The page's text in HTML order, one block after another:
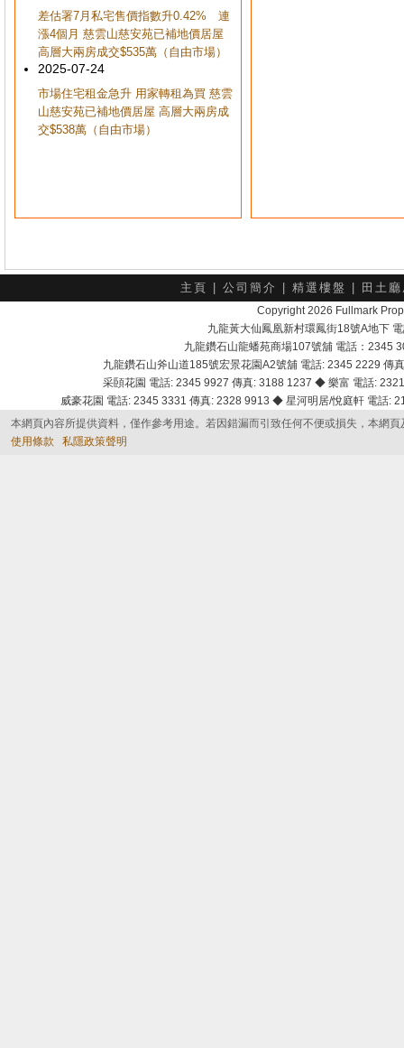
差估署7月私宅售價指數升0.42% 連
漲4個月 慈雲山慈安苑已補地價居屋
高層大兩房成交$535萬（自由市場）
2025-07-24
市場住宅租金急升 用家轉租為買 慈雲
山慈安苑已補地價居屋 高層大兩房成
交$538萬（自由市場）
主頁 公司簡介 精選樓盤 田土
Copyright 2026 Fullmark
九龍黃大仙鳳凰新村環鳳街18號A地下
九龍鑽石山龍蟠苑商場107號舖 電話：2345
九龍鑽石山斧山道185號宏景花園A2號舖 電話: 2345 2229
采頣花園 電話: 2345 9927 傳真: 3188 1237 ◆ 樂富 電話:
威豪花園 電話: 2345 3331 傳真: 2328 9913 ◆ 星河明居/悅庭軒 電話
本網頁內容所提供資料，僅作參考用途。若因錯漏而引致任何不便或損失，本網
使用條款
私隱政策聲明